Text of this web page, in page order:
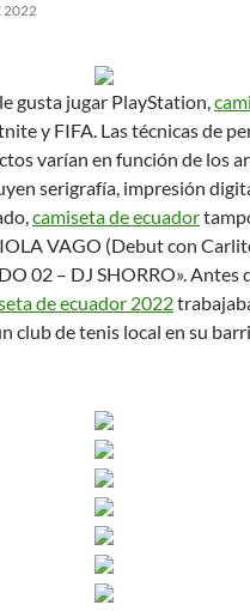
2022
gusta jugar PlayStation,
y FIFA. Las técnicas de
varían en función de los
serigrafía, impresión
camiseta de ecuador
VAGO (Debut con
02 – DJ SHORRO». Antes
de ecuador 2022
club de tenis local en su